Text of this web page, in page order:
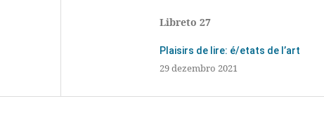
Libreto 27
Plaisirs de lire: é/etats de l’art
29 dezembro 2021